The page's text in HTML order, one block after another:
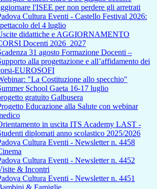
l'ISEE per non perdere gli arretrati
Cultura Eventi - Castello Festival 2026:
del 4 luglio
didattiche e AGGIORNAMENTO
Docenti 2026_2027
31 agosto Formazione Docenti –
alla progettazione e all’affidamento dei
EUROSOFI
"La Costituzione allo specchio"
School Gaeta 16-17 luglio
gratuito Galbusera
Educazione alla Salute con webinar
in uscita ITS Academy LAST -
diplomati anno scolastico 2025/2026
Cultura Eventi - Newsletter n. 4458
Cultura Eventi - Newsletter n. 4452
& Incontri
Cultura Eventi - Newsletter n. 4451